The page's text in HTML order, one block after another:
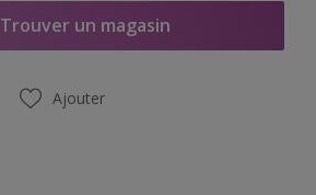
Trouver un magasin
Ajouter